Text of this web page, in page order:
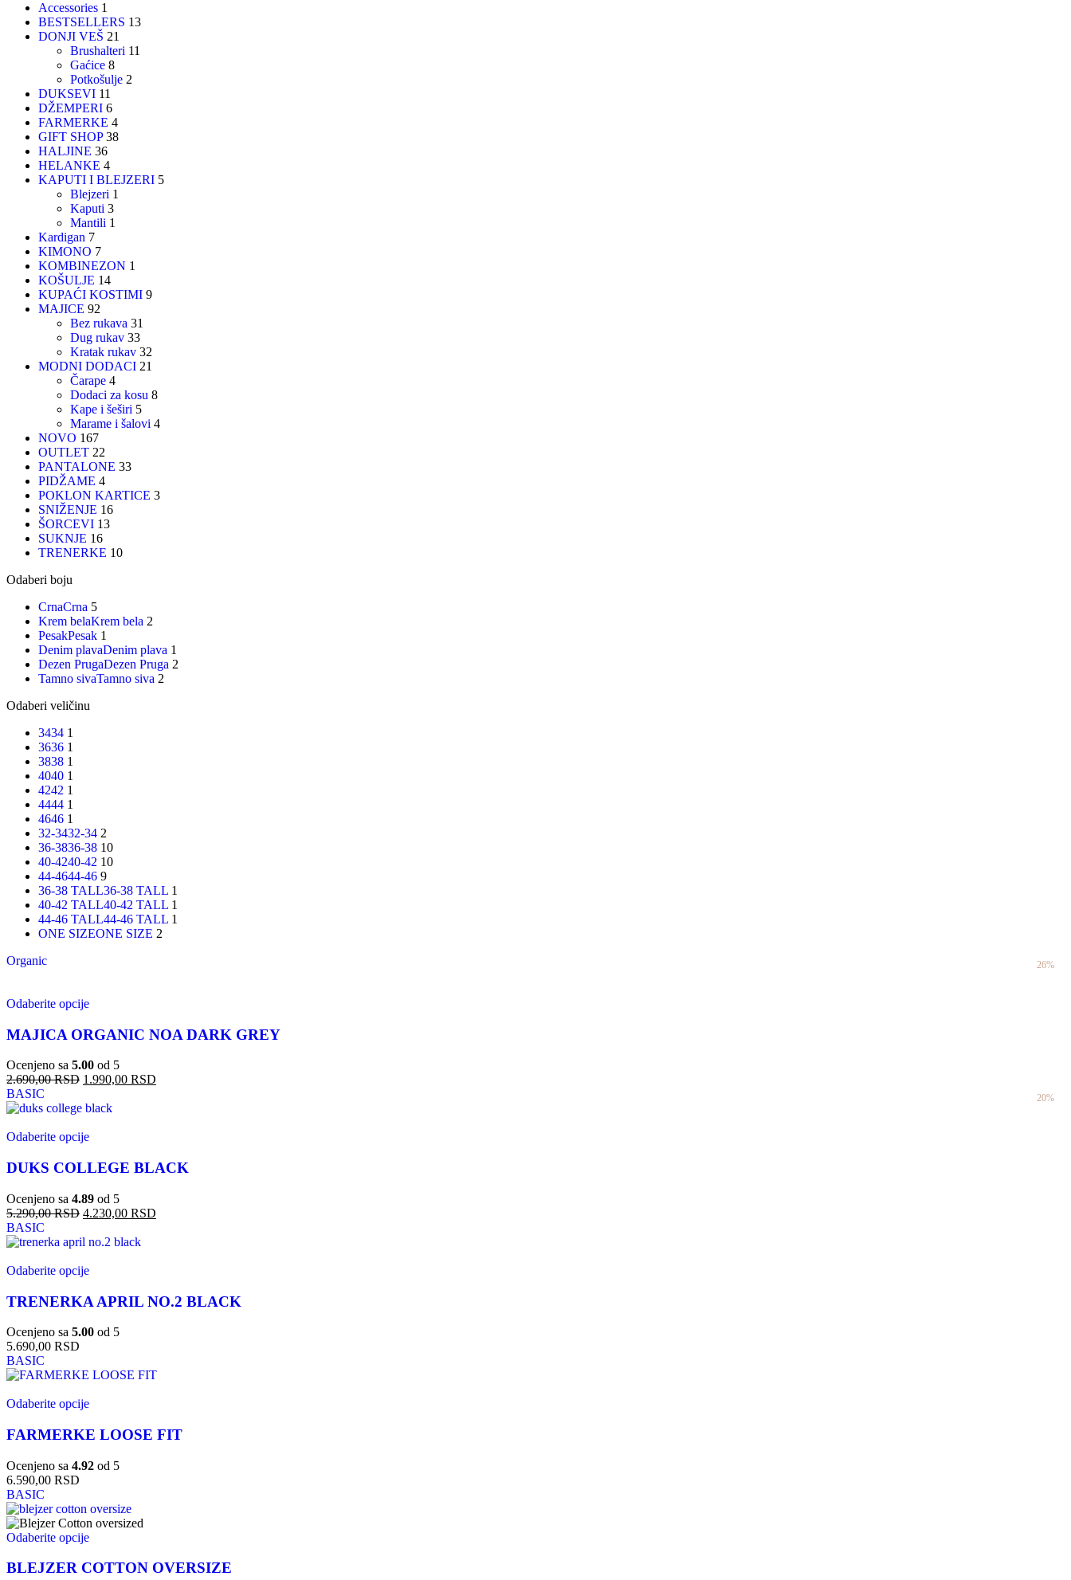
Accessories 1
BESTSELLERS 13
DONJI VEŠ 21
Brushalteri 11
Gaćice 8
Potkošulje 2
DUKSEVI 11
DŽEMPERI 6
FARMERKE 4
GIFT SHOP 38
HALJINE 36
HELANKE 4
KAPUTI I BLEJZERI 5
Blejzeri 1
Kaputi 3
Mantili 1
Kardigan 7
KIMONO 7
KOMBINEZON 1
KOŠULJE 14
KUPAĆI KOSTIMI 9
MAJICE 92
Bez rukava 31
Dug rukav 33
Kratak rukav 32
MODNI DODACI 21
Čarape 4
Dodaci za kosu 8
Kape i šeširi 5
Marame i šalovi 4
NOVO 167
OUTLET 22
PANTALONE 33
PIDŽAME 4
POKLON KARTICE 3
SNIŽENJE 16
ŠORCEVI 13
SUKNJE 16
TRENERKE 10
Odaberi boju
CrnaCrna 5
Krem belaKrem bela 2
PesakPesak 1
Denim plavaDenim plava 1
Dezen PrugaDezen Pruga 2
Tamno sivaTamno siva 2
Odaberi veličinu
3434 1
3636 1
3838 1
4040 1
4242 1
4444 1
4646 1
32-3432-34 2
36-3836-38 10
40-4240-42 10
44-4644-46 9
36-38 TALL36-38 TALL 1
40-42 TALL40-42 TALL 1
44-46 TALL44-46 TALL 1
ONE SIZEONE SIZE 2
Organic
26%
Odaberite opcije
MAJICA ORGANIC NOA DARK GREY
Ocenjeno sa 5.00 od 5
2.690,00RSD 1.990,00 RSD
BASIC
20%
Odaberite opcije
DUKS COLLEGE BLACK
Ocenjeno sa 4.89 od 5
5.290,00RSD 4.230,00 RSD
BASIC
Odaberite opcije
TRENERKA APRIL NO.2 BLACK
Ocenjeno sa 5.00 od 5
5.690,00 RSD
BASIC
Odaberite opcije
FARMERKE LOOSE FIT
Ocenjeno sa 4.92 od 5
6.590,00 RSD
BASIC
Odaberite opcije
BLEJZER COTTON OVERSIZE